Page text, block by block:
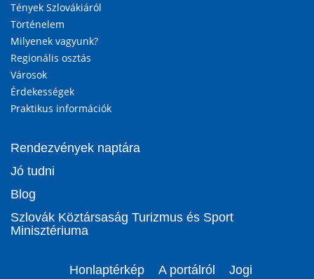
Tények Szlovákiáról
Történelem
Milyenek vagyunk?
Regionális osztás
Városok
Érdekességek
Praktikus információk
Rendezvények naptára
Jó tudni
Blog
Szlovák Köztársaság Turizmus és Sport
Minisztériuma
Honlaptérkép A portálról
Jogi